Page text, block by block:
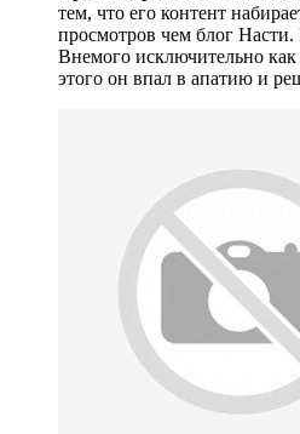
тем, что его контент
просмотров чем блог
Внемого исключительно как
этого он впал в апатию и